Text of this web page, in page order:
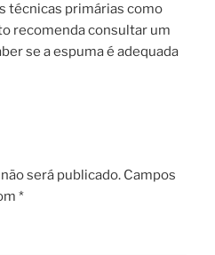
técnicas primárias como
recomenda consultar um
se a espuma é adequada
será publicado. Campos
*